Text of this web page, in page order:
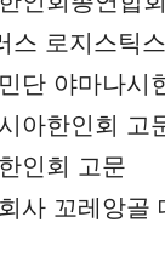
스 로지스틱
단 야마나시
아한인회 고
인회 고문
사 꼬레앙골